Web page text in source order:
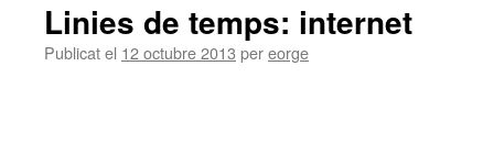
Linies de temps: internet
Publicat el 12 octubre 2013 pereorge